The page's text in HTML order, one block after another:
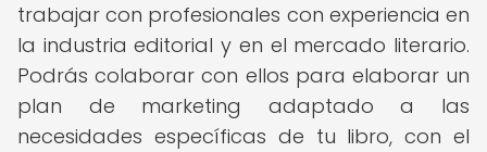
trabajar con profesionales con experiencia en
la industria editorial y en el mercado literario.
Podrás colaborar con ellos para elaborar un
plan de marketing adaptado a las
necesidades específicas de tu libro, con el